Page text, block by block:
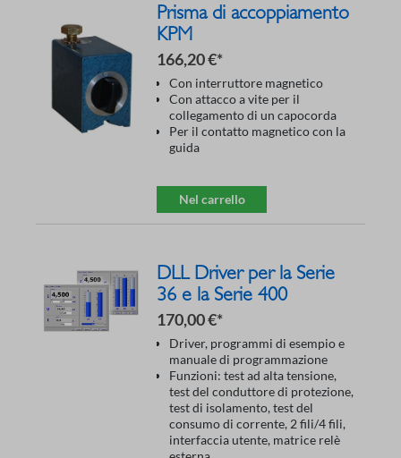
Prisma di accoppiamento
KPM
166,20 €*
Con interruttore magnetico
Con attacco a vite per il
collegamento di un capocorda
Per il contatto magnetico con la
guida
Nel carrello
DLL Driver per la Serie
36 e la Serie 400
170,00 €*
Driver, programmi di esempio e
manuale di programmazione
Funzioni: test ad alta tensione,
test del conduttore di protezione,
test di isolamento, test del
consumo di corrente, 2 fili/4 fili,
interfaccia utente, matrice relè